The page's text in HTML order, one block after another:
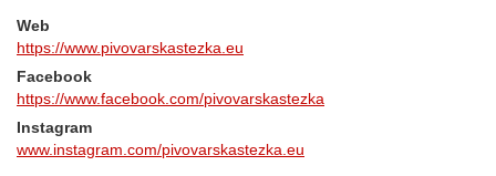
Web
https://www.pivovarskastezka.eu
Facebook
https://www.facebook.com/pivovarskastezka
Instagram
www.instagram.com/pivovarskastezka.eu